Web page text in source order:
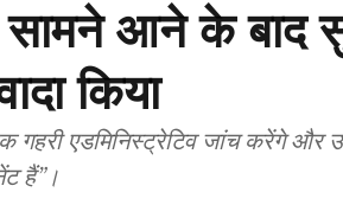
आने के बाद
किया
गहरी एडमिनिस्ट्रेटिव जांच करेंगे और
हैं”।